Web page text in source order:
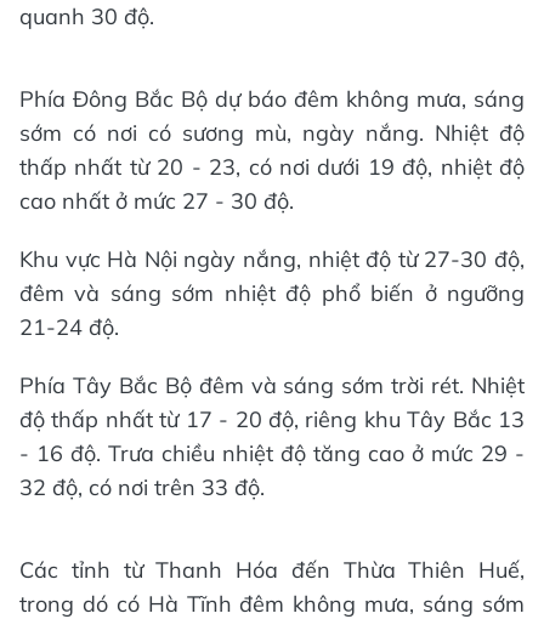
quanh 30 độ.
Phía Đông Bắc Bộ dự báo đêm không mưa, sáng
sớm có nơi có sương mù, ngày nắng. Nhiệt độ
thấp nhất từ 20 - 23, có nơi dưới 19 độ, nhiệt độ
cao nhất ở mức 27 - 30 độ.
Khu vực Hà Nội ngày nắng, nhiệt độ từ 27-30 độ,
đêm và sáng sớm nhiệt độ phổ biến ở ngưỡng
21-24 độ.
Phía Tây Bắc Bộ đêm và sáng sớm trời rét. Nhiệt
độ thấp nhất từ 17 - 20 độ, riêng khu Tây Bắc 13
- 16 độ. Trưa chiều nhiệt độ tăng cao ở mức 29 -
32 độ, có nơi trên 33 độ.
Các tỉnh từ Thanh Hóa đến Thừa Thiên Huế,
trong dó có Hà Tĩnh đêm không mưa, sáng sớm